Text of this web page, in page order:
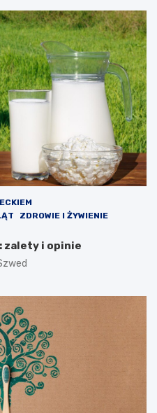
ZDROWIE I ŻYWIENIE
zalety i opinie